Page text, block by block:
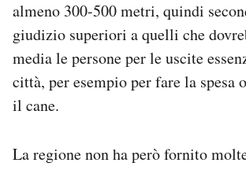
almeno 300-500 metri, quindi
giudizio superiori a quelli che
media le persone per le uscite
città, per esempio per fare la spesa
il cane.
La regione non ha però fornito